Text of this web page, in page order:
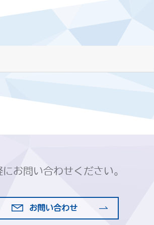
お問い合わせください。
お問い合わせ